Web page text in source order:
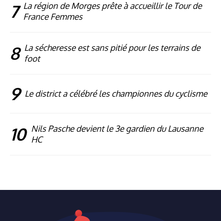
7 La région de Morges prête à accueillir le Tour de
France Femmes
8 La sécheresse est sans pitié pour les terrains de
foot
9 Le district a célébré les championnes du cyclisme
10 Nils Pasche devient le 3e gardien du Lausanne
HC